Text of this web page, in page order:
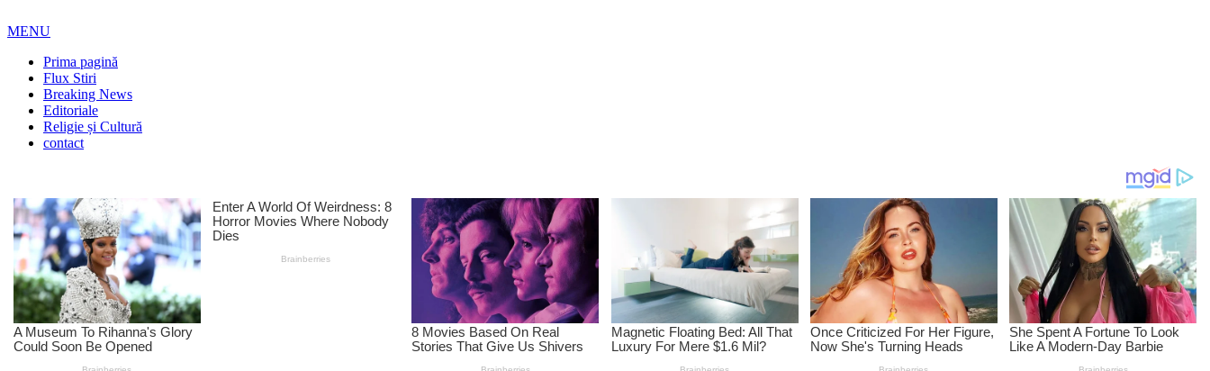
MENU
Prima pagină
Flux Stiri
Breaking News
Editoriale
Religie și Cultură
contact